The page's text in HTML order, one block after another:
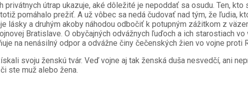
privátnych útrap ukazuje, aké dôležité je nepoddať sa osudu. Ten,
pomáhalo prežiť. A už vôbec sa nedá čudovať nad tým, že ľudia,
lásky a druhým akoby náhodou odbočiť k potupným zážitkom z
Bratislave. O obyčajných odvážnych ľuďoch a ich starostiach vo
na nenásilný odpor a odvážne činy čečenských žien vo vojne proti
svoju ženskú tvár. Veď vojne aj tak ženská duša nesvedčí, ani
ste muž alebo žena.